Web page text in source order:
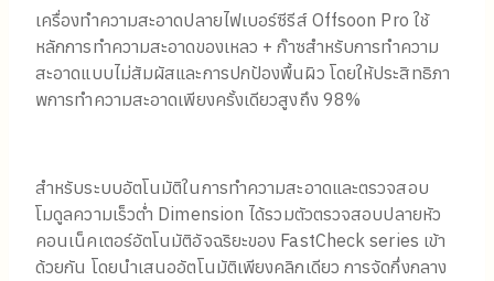
เครื่องทําความสะอาดปลายไฟเบอร์ซีรีส์ Offsoon Pro ใช้
หลักการทําความสะอาดของเหลว + ก๊าซสําหรับการทําความ
สะอาดแบบไม่สัมผัสและการปกป้องพื้นผิว โดยให้ประสิทธิภา
พการทําความสะอาดเพียงครั้งเดียวสูงถึง 98%
สําหรับระบบอัตโนมัติในการทําความสะอาดและตรวจสอบ
โมดูลความเร็วต่ํา Dimension ได้รวมตัวตรวจสอบปลายหัว
คอนเน็คเตอร์อัตโนมัติอัจฉริยะของ FastCheck series เข้า
ด้วยกัน โดยนําเสนออัตโนมัติเพียงคลิกเดียว การจัดกึ่งกลาง